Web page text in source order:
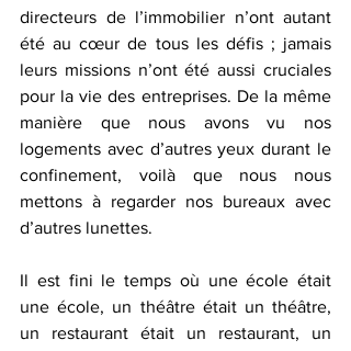
directeurs de l’immobilier n’ont autant
été au cœur de tous les défis ; jamais
leurs missions n’ont été aussi cruciales
pour la vie des entreprises. De la même
manière que nous avons vu nos
logements avec d’autres yeux durant le
confinement, voilà que nous nous
mettons à regarder nos bureaux avec
d’autres lunettes.
Il est fini le temps où une école était
une école, un théâtre était un théâtre,
un restaurant était un restaurant, un